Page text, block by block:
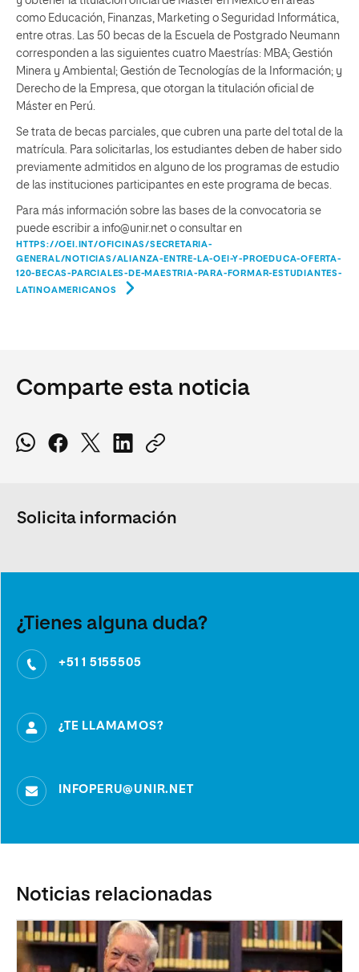
como Educación, Finanzas, Marketing o Seguridad Informática,
entre otras. Las 50 becas de la Escuela de Postgrado Neumann
corresponden a las siguientes cuatro Maestrías: MBA; Gestión
Minera y Ambiental; Gestión de Tecnologías de la Información; y
Derecho de la Empresa, que otorgan la titulación oficial de
Máster en Perú.
Se trata de becas parciales, que cubren una parte del total de la
matrícula. Para solicitarlas, los estudiantes deben de haber sido
previamente admitidos en alguno de los programas de estudio
de las instituciones participantes en este programa de becas.
Para más información sobre las bases de la convocatoria se
puede escribir a info@unir.net o consultar en
HTTPS://OEI.INT/OFICINAS/SECRETARIA-
GENERAL/NOTICIAS/ALIANZA-ENTRE-LA-OEI-Y-PROEDUCA-OFERTA-
120-BECAS-PARCIALES-DE-MAESTRIA-PARA-FORMAR-ESTUDIANTES-
LATINOAMERICANOS
Comparte esta noticia
Solicita información
¿Tienes alguna duda?
+51 1 5155505
¿TE LLAMAMOS?
INFOPERU@UNIR.NET
Noticias relacionadas